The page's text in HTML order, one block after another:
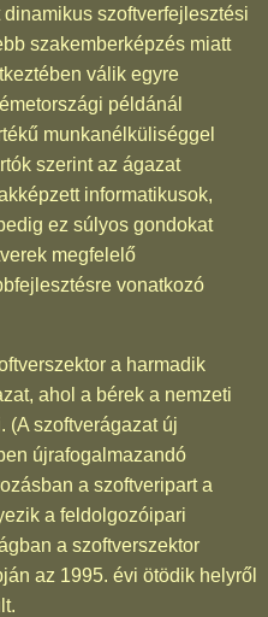
szoftverfejlesztési
szakemberképzés miatt
válik egyre
példánál
munkanélküliséggel
szerint az ágazat
informatikusok,
ez súlyos gondokat
megfelelő
vonatkozó
a harmadik
ahol a bérek a nemzeti
(A szoftverágazat új
újrafogalmazandó
a szoftveripart a
a feldolgozóipari
a szoftverszektor
az 1995. évi ötödik helyről